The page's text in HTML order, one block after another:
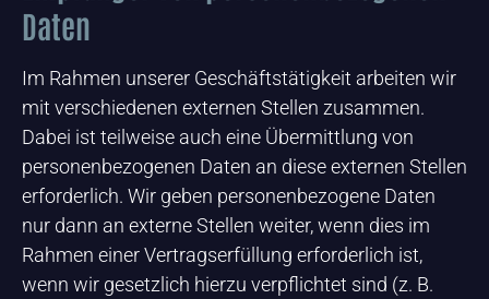
Daten
Im Rahmen unserer Geschäftstätigkeit arbeiten wir
mit verschiedenen externen Stellen zusammen.
Dabei ist teilweise auch eine Übermittlung von
personenbezogenen Daten an diese externen Stellen
erforderlich. Wir geben personenbezogene Daten
nur dann an externe Stellen weiter, wenn dies im
Rahmen einer Vertragserfüllung erforderlich ist,
wenn wir gesetzlich hierzu verpflichtet sind (z. B.